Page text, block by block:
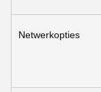
Netwerkopties